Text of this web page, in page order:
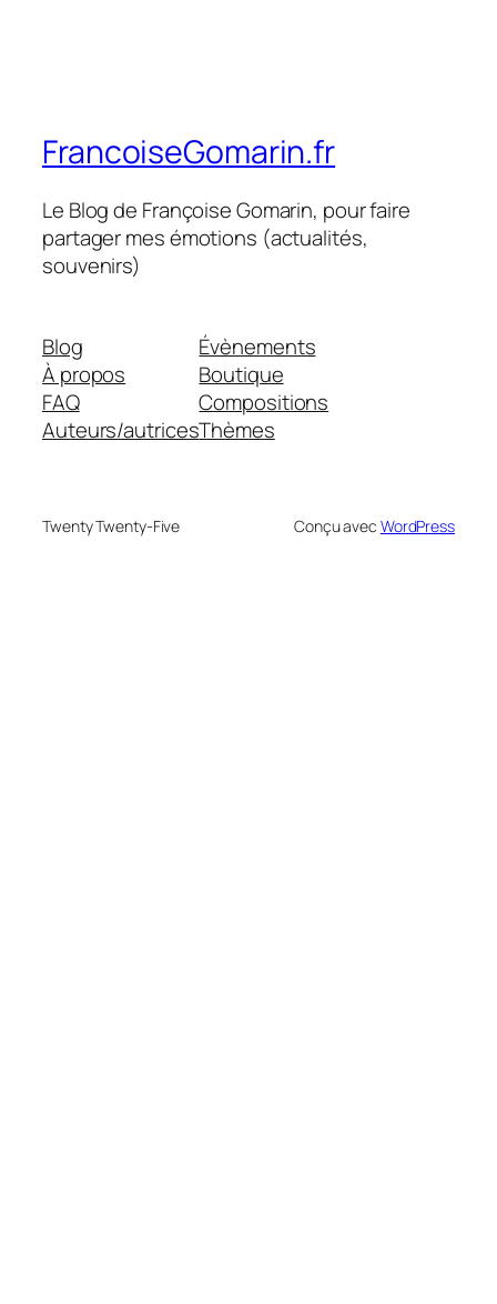
FrancoiseGomarin.fr
Le Blog de Françoise Gomarin, pour faire
partager mes émotions (actualités,
souvenirs)
Blog
À propos
FAQ
Auteurs/autrices
Évènements
Boutique
Compositions
Thèmes
Twenty Twenty-Five Conçu avec WordPress